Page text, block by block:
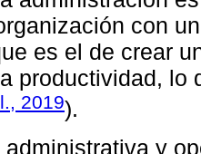
con
es el de crear
productividad, lo
2019).
administrativa y